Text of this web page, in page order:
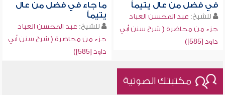
في فضل من عال يتيماً
للشيخ: عبد المحسن العباد
جزء من محاضرة ( شرح سنن أبي
داود [585])
ما جاء في فضل من عال
يتيماً
للشيخ: عبد المحسن العباد
جزء من محاضرة ( شرح سنن أبي
داود [585])
مكتبتك الصوتية